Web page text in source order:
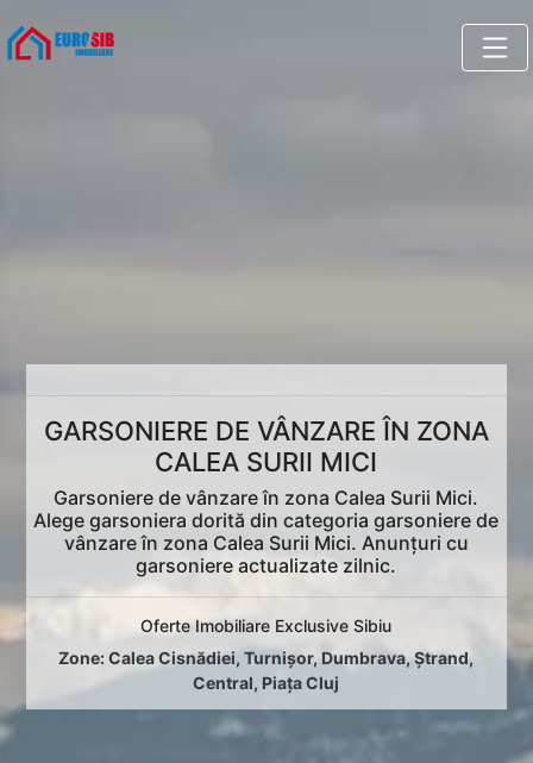
GARSONIERE DE VÂNZARE ÎN ZONA
CALEA SURII MICI
Garsoniere de vânzare în zona Calea Surii Mici.
Alege garsoniera dorită din categoria garsoniere de
vânzare în zona Calea Surii Mici. Anunțuri cu
garsoniere actualizate zilnic.
Oferte Imobiliare Exclusive Sibiu
Zone:Calea Cisnădiei,Turnișor,Dumbrava,Ștrand,
Central, Piața Cluj